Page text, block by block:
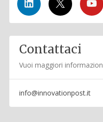
Contattaci
Vuoi maggiori
info@innovationpost.it